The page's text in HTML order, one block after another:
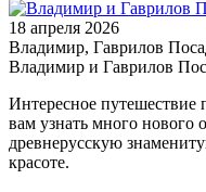
18 апреля 2026
Владимир, Гаврилов
Владимир и Гаврилов
Интересное путешествие
вам узнать много нового
древнерусскую
красоте.